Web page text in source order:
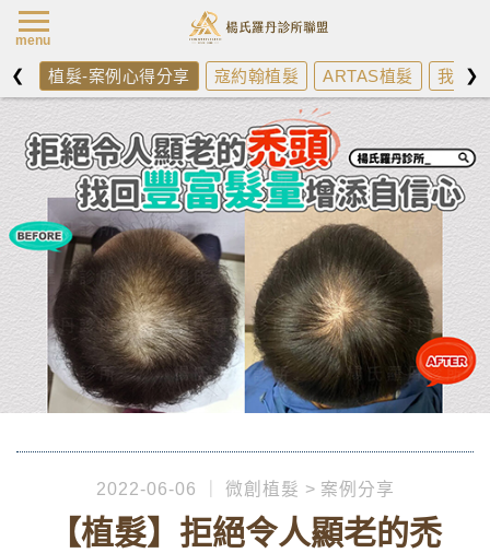
❮ 植髮-案例心得分享 寇約翰植髮 ARTAS植髮 我需❯
2022-06-06 微創植髮 案例分享
【植髮】拒絕令人顯老的禿
menu